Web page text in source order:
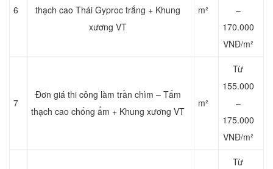
6
thạch cao Thái Gyproc trắng + Khung
xương VT
m²
–
170.000
VNĐ/m²
7
Đơn giá thi công làm trần chìm – Tấm
thạch cao chống ẩm + Khung xương VT
m²
Từ
155.000
–
175.000
VNĐ/m²
Từ